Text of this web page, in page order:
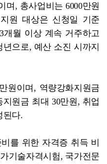
며, 총사업비는 6000만원
원 대상은 신청일 기준
개월 이상 계속 거주하고
으로, 예산 소진 시까지
원이며, 역량강화지원금
원금 최대 30만원, 취업
된다.
를 위한 자격증 취득 비
기술자격시험, 국가전문